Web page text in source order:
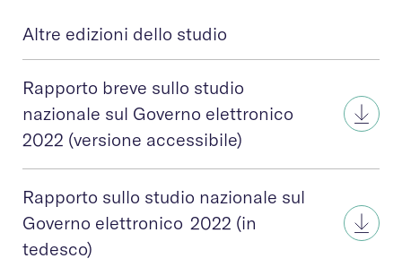
Altre edizioni dello studio
Rapporto breve sullo studio
nazionale sul Governo elettronico
2022 (versione accessibile)
Rapporto sullo studio nazionale sul
Governo elettronico 2022 (in
tedesco)